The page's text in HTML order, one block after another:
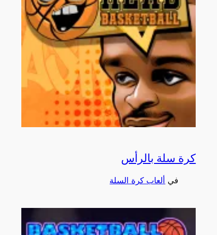
كرة سلة بالرأس
في ألعاب كرة السلة